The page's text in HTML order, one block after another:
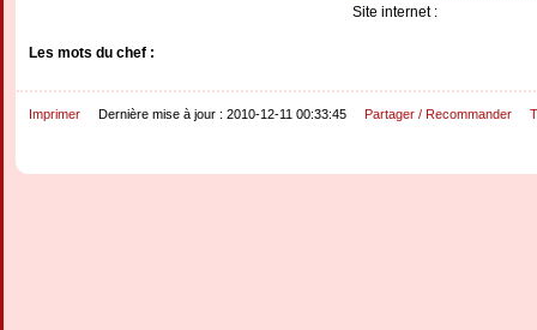
Site internet :
Les mots du chef :
Imprimer Dernière mise à jour : 2010-12-11 00:33:45 Partager / Recommander